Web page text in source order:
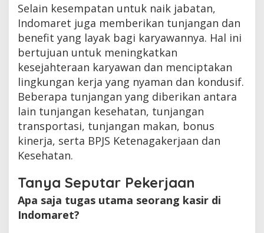
Selain kesempatan untuk naik jabatan,
Indomaret juga memberikan tunjangan dan
benefit yang layak bagi karyawannya. Hal ini
bertujuan untuk meningkatkan
kesejahteraan karyawan dan menciptakan
lingkungan kerja yang nyaman dan kondusif.
Beberapa tunjangan yang diberikan antara
lain tunjangan kesehatan, tunjangan
transportasi, tunjangan makan, bonus
kinerja, serta BPJS Ketenagakerjaan dan
Kesehatan.
Tanya Seputar Pekerjaan
Apa saja tugas utama seorang kasir di
Indomaret?